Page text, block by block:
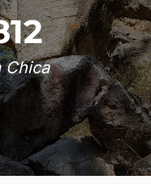
Chica